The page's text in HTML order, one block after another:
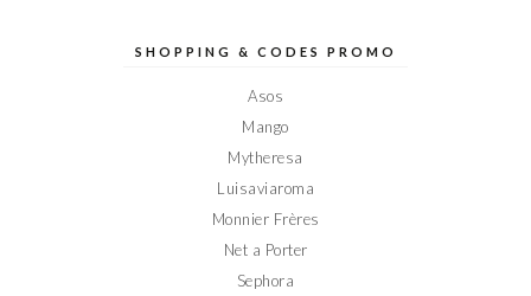
sursur sur sur sur
SHOPPING & CODES PROMO
Asos
Mango
Mytheresa
Luisaviaroma
Monnier Frères
Net a Porter
Sephora